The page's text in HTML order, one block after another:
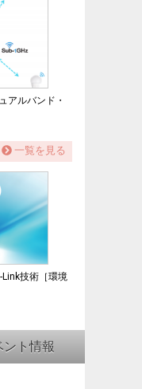
アルバンド・
一覧を見る
技術［環境
ト情報